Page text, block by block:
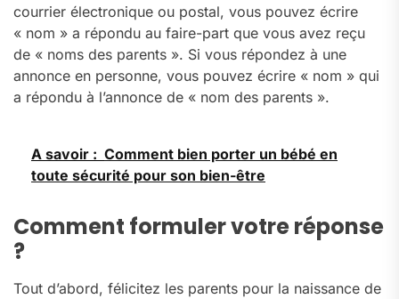
courrier électronique ou postal, vous pouvez écrire
« nom » a répondu au faire-part que vous avez reçu
de « noms des parents ». Si vous répondez à une
annonce en personne, vous pouvez écrire « nom » qui
a répondu à l’annonce de « nom des parents ».
A savoir : Comment bien porter un bébé en
toute sécurité pour son bien-être
Comment formuler votre réponse
?
Tout d’abord, félicitez les parents pour la naissance de